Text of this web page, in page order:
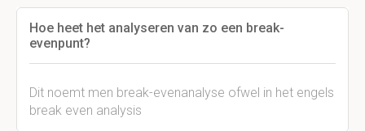
Hoe heet het analyseren van zo een break-
evenpunt?
Dit noemt men break-evenanalyse ofwel in het engels
break even analysis